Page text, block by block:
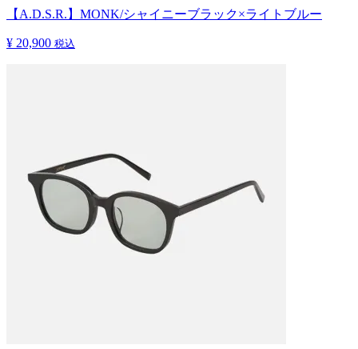
【A.D.S.R.】MONK/シャイニーブラック×ライトブルー
¥ 20,900 税込